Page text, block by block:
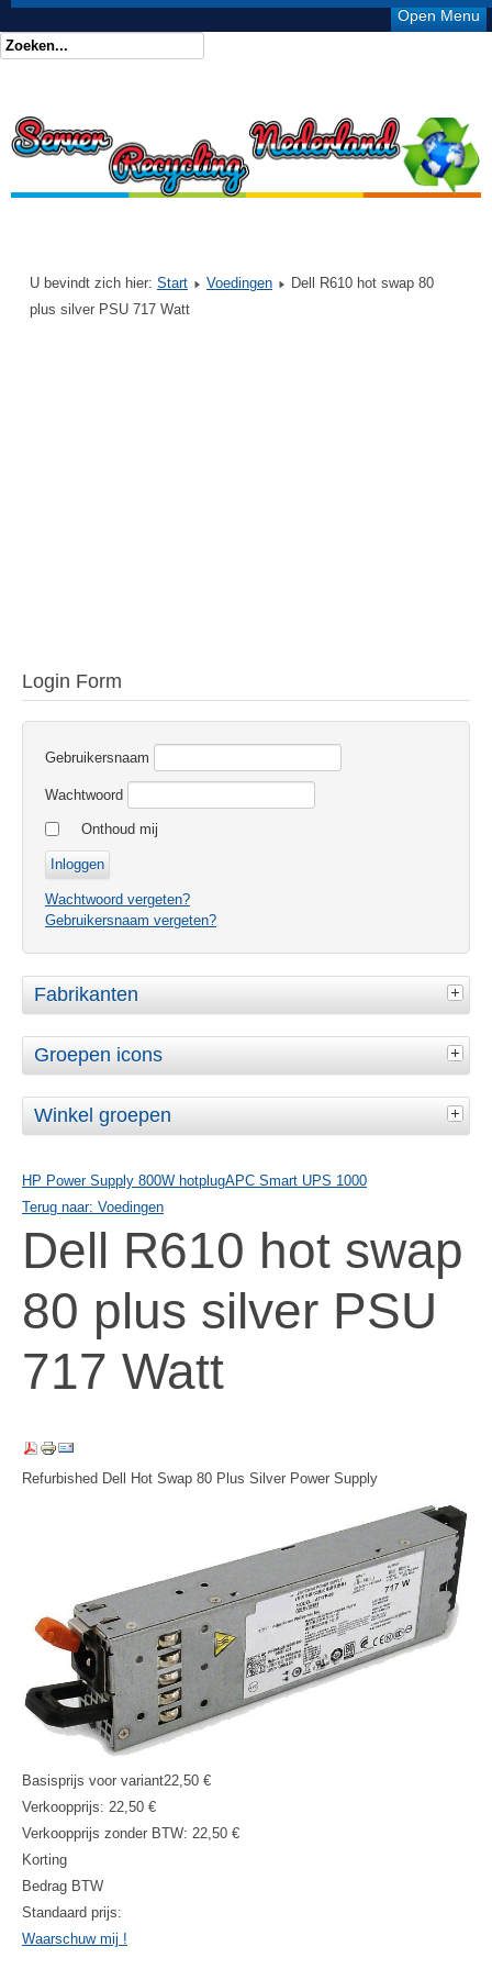
Open Menu
U bevindt zich hier: Start Voedingen
Dell R610 hot swap 80
plus silver PSU 717 Watt
Login Form
Gebruikersnaam
Wachtwoord
Onthoud mij
Wachtwoord vergeten?
Gebruikersnaam vergeten?
Fabrikanten
Groepen icons
Winkel groepen
HP Power Supply 800W hotplugAPC Smart UPS 1000
Terug naar: Voedingen
Dell R610 hot swap
80 plus silver PSU
717 Watt
Refurbished Dell Hot Swap 80 Plus Silver Power Supply
Basisprijs voor variant22,50 €
Verkoopprijs: 22,50 €
Verkoopprijs zonder BTW: 22,50 €
Korting
Bedrag BTW
Standaard prijs:
Waarschuw mij !